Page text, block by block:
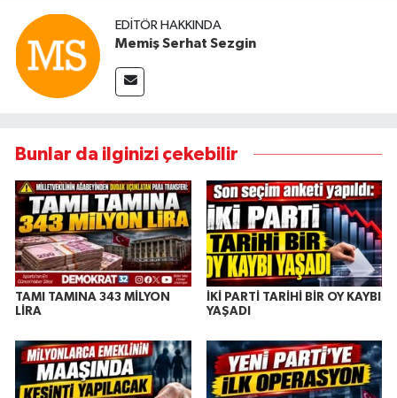
EDITÖR HAKKINDA
Memiş Serhat Sezgin
Bunlar da ilginizi çekebilir
TAMI TAMINA 343 MİLYON
LİRA
İKİ PARTİ TARİHİ BİR OY KAYBI
YAŞADI